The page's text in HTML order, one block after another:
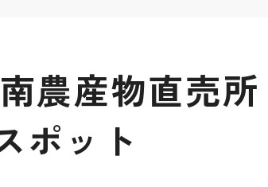
農産物直売
ポット